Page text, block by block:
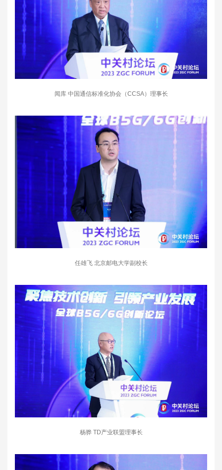
闻库 中国通信标准化协会（CCSA）理事长
任雄飞 北京邮电大学副校长
杨骅 TD产业联盟理事长